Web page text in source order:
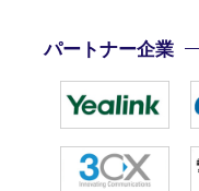
パートナー企業